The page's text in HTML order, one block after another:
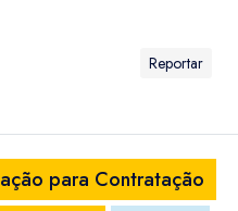
Reportar
para Contratação